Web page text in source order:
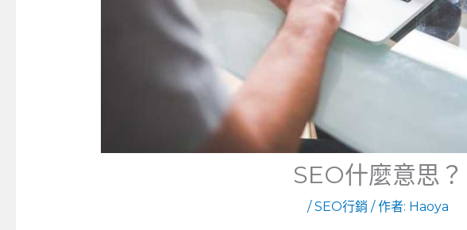
SEO什麼意思？
/SEO行銷 / 作者: Haoya